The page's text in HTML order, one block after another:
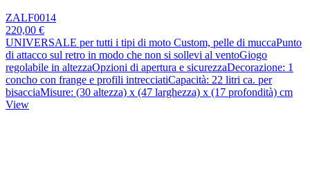
ZALF0014
220,00 €
UNIVERSALE per tutti i tipi di moto Custom, pelle di muccaPunto
di attacco sul retro in modo che non si sollevi al ventoGiogo
regolabile in altezzaOpzioni di apertura e sicurezzaDecorazione: 1
concho con frange e profili intrecciatiCapacità: 22 litri ca. per
bisacciaMisure: (30 altezza) x (47 larghezza) x (17 profondità) cm
View